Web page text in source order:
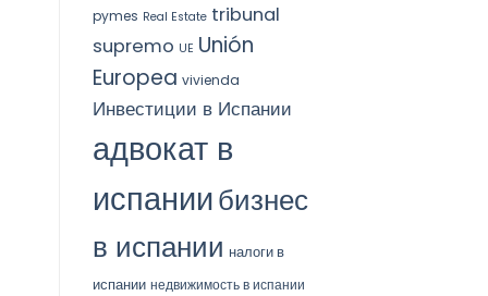
pymes Real Estate tribunal
supremo UE Unión
Europea vivienda
Инвестиции в Испании
адвокат в
испаниибизнес
в испании налоги в
испании недвижимость в испании